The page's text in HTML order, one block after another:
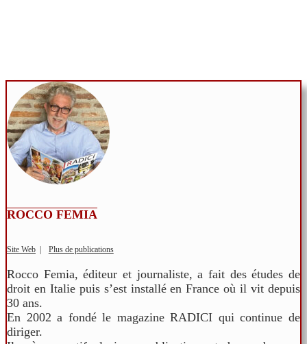
ROCCO FEMIA
Site Web Plus de publications
Rocco Femia, éditeur et journaliste, a fait des études de
droit en Italie puis s’est installé en France où il vit depuis
30 ans.
En 2002 a fondé le magazine RADICI qui continue de
diriger.